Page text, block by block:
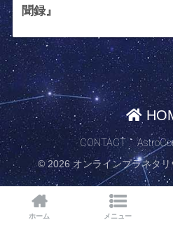
聞録』
CONTACT
© 2026 オンラインプラネタ
ホーム メニュー